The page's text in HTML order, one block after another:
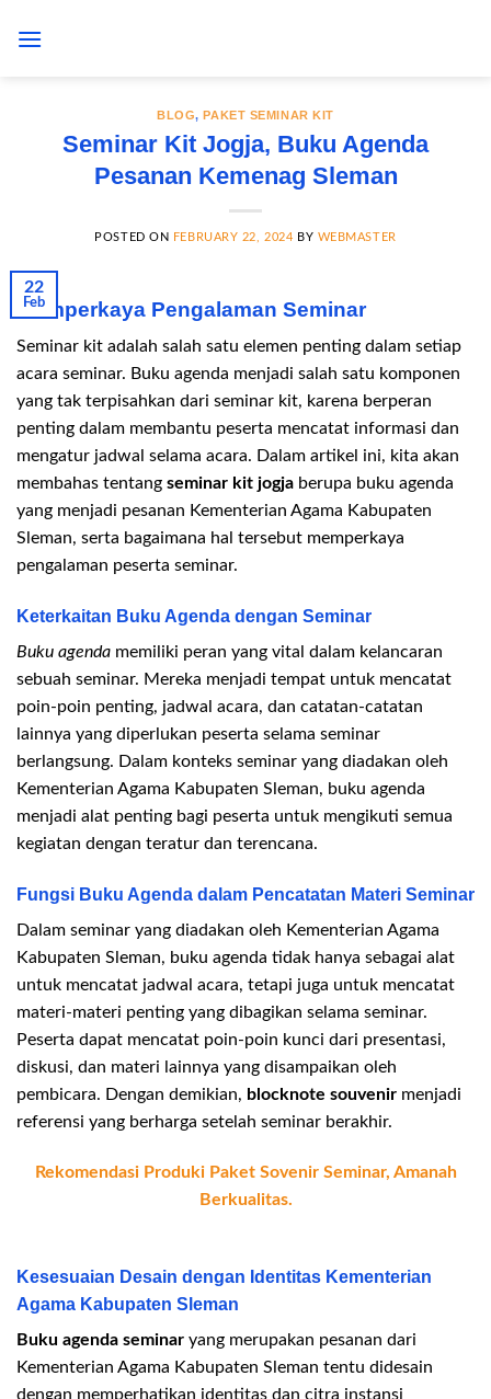
BLOG,PAKET SEMINAR KIT
Seminar Kit Jogja, Buku Agenda
Pesanan Kemenag Sleman
POSTED ON FEBRUARY 22, 2024 BY WEBMASTER
22
Feb
Memperkaya Pengalaman Seminar
Seminar kit adalah salah satu elemen penting dalam setiap
acara seminar. Buku agenda menjadi salah satu komponen
yang tak terpisahkan dari seminar kit, karena berperan
penting dalam membantu peserta mencatat informasi dan
mengatur jadwal selama acara. Dalam artikel ini, kita akan
membahas tentang seminar kit jogja berupa buku agenda
yang menjadi pesanan Kementerian Agama Kabupaten
Sleman, serta bagaimana hal tersebut memperkaya
pengalaman peserta seminar.
Keterkaitan Buku Agenda dengan Seminar
Buku agenda memiliki peran yang vital dalam kelancaran
sebuah seminar. Mereka menjadi tempat untuk mencatat
poin-poin penting, jadwal acara, dan catatan-catatan
lainnya yang diperlukan peserta selama seminar
berlangsung. Dalam konteks seminar yang diadakan oleh
Kementerian Agama Kabupaten Sleman, buku agenda
menjadi alat penting bagi peserta untuk mengikuti semua
kegiatan dengan teratur dan terencana.
Fungsi Buku Agenda dalam Pencatatan Materi Seminar
Dalam seminar yang diadakan oleh Kementerian Agama
Kabupaten Sleman, buku agenda tidak hanya sebagai alat
untuk mencatat jadwal acara, tetapi juga untuk mencatat
materi-materi penting yang dibagikan selama seminar.
Peserta dapat mencatat poin-poin kunci dari presentasi,
diskusi, dan materi lainnya yang disampaikan oleh
pembicara. Dengan demikian, blocknote souvenir menjadi
referensi yang berharga setelah seminar berakhir.
Rekomendasi Produki Paket Sovenir Seminar, Amanah
Berkualitas.
Kesesuaian Desain dengan Identitas Kementerian
Agama Kabupaten Sleman
Buku agenda seminar yang merupakan pesanan dari
Kementerian Agama Kabupaten Sleman tentu didesain
dengan memperhatikan identitas dan citra instansi